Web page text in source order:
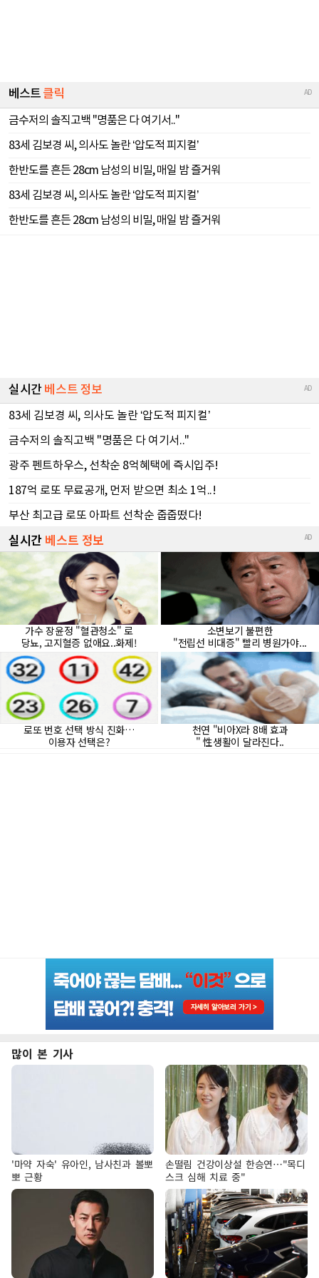
많이 본 기사
'마약 자숙' 유아인, 남사친과 볼뽀
뽀 근황
손떨림 건강이상설 한승연…"목디
스크 심해 치료 중"